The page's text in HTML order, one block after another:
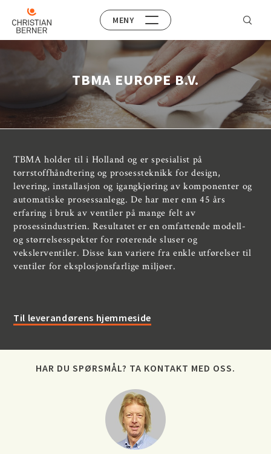
MENY
TBMA EUROPE B.V.
TBMA holder til i Holland og er spesialist på
tørrstoffhåndtering og prosessteknikk for design,
levering, installasjon og igangkjøring av komponenter og
automatiske prosessanlegg. De har mer enn 45 års
erfaring i bruk av ventiler på mange felt av
prosessindustrien. Resultatet er en omfattende modell-
og størrelsesspekter for roterende sluser og
vekslerventiler. Disse kan variere fra enkle utførelser til
ventiler for eksplosjonsfarlige miljøer.
Til leverandørens hjemmeside
HAR DU SPØRSMÅL? TA KONTAKT MED OSS.